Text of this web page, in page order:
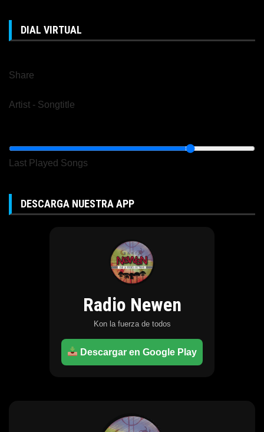
DIAL VIRTUAL
Share
Artist - Songtitle
Last Played Songs
DESCARGA NUESTRA APP
Radio Newen
Kon la fuerza de todos
Descargar en Google Play